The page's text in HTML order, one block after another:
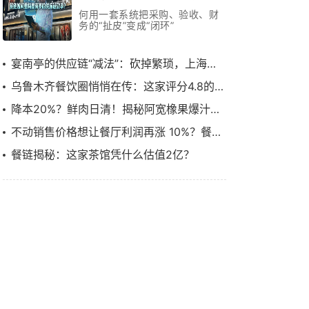
月跑通效率革命
何用一套系统把采购、验收、财
务的“扯皮”变成“闭环”
宴南亭的供应链“减法”：砍掉繁琐，上海本帮菜如何用3个月跑通效率革命
乌鲁木齐餐饮圈悄悄在传：这家评分4.8的餐厅，换了一套“供应链管理系统”
降本20%？鲜肉日清！揭秘阿宽橡果爆汁烤肉的出圈之路……
不动销售价格想让餐厅利润再涨 10%？餐链如何赋能川菜顶流饕林稳步增长
餐链揭秘：这家茶馆凭什么估值2亿？